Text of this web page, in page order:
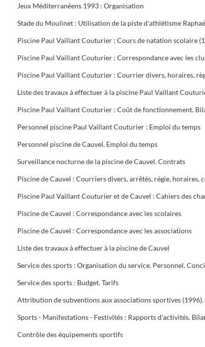
Jeux Méditerranéens 1993 : Organisation
Piscine Paul Vaillant Couturier : Correspondance avec les
Liste des travaux à effectuer à la piscine Paul Vaillant
Personnel piscine Paul Vaillant Couturier : Emploi du temps
Personnel piscine de Cauvel. Emploi du temps
Surveillance nocturne de la piscine de Cauvel. Contrats
Piscine de Cauvel : Correspondance avec les scolaires
Piscine de Cauvel : Correspondance avec les associations
Liste des travaux à effectuer à la piscine de Cauvel
Service des sports : Budget. Tarifs
Contrôle des équipements sportifs